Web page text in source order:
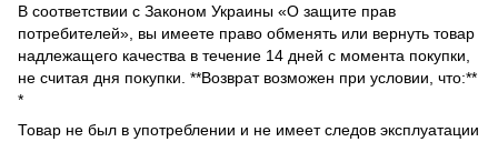
В соответствии с Законом Украины «О защите прав
потребителей», вы имеете право обменять или вернуть товар
надлежащего качества в течение 14 дней с момента покупки,
не считая дня покупки. **Возврат возможен при условии, что:**
*
Товар не был в употреблении и не имеет следов эксплуатации